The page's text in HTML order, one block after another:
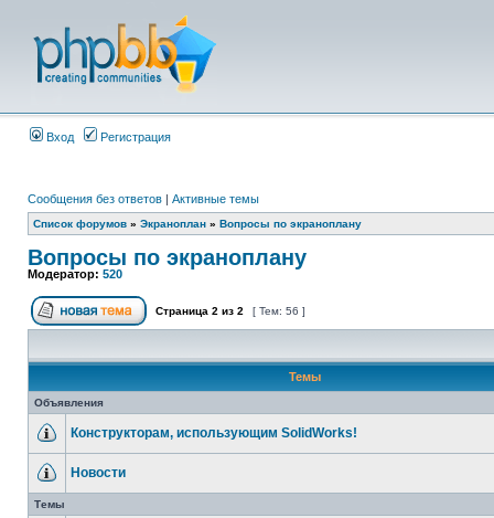
Вход Регистрация
Сообщения без ответов | Активные темы
Список форумов » Экраноплан » Вопросы по экраноплану
Вопросы по экраноплану
Модератор: 520
Страница 2 из 2 [ Тем: 56 ]
Темы
Объявления
Конструкторам, использующим SolidWorks!
Новости
Темы